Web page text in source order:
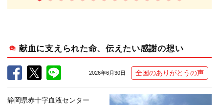
献血に支えられた命、伝えたい感謝の想い
2026年6月30日 全国のありがとうの声
静岡県赤十字血液センター